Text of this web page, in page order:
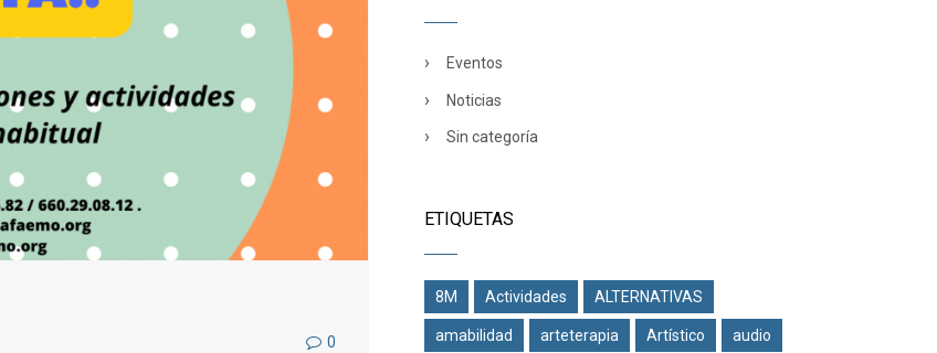
0
Eventos
Noticias
Sin categoría
ETIQUETAS
8M Actividades ALTERNATIVAS
amabilidad arteterapia Artístico audio